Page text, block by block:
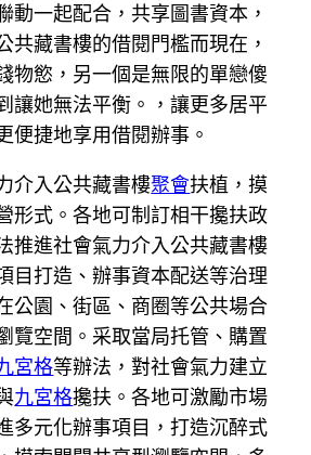
動一起配合，共享圖書資本，
共藏書樓的借閱門檻而現在，
物慾，另一個是無限的單戀傻
讓她無法平衡。，讓更多居平
便捷地享用借閱辦事。
介入公共藏書樓聚會扶植，摸
形式。各地可制訂相干攙扶政
推進社會氣力介入公共藏書樓
目打造、辦事資本配送等治理
公園、街區、商圈等公共場合
覽空間。采取當局托管、購置
宮格等辦法，對社會氣力建立
九宮格攙扶。各地可激勵市場
多元化辦事項目，打造沉醉式